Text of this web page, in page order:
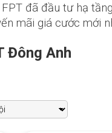
đã đầu tư hạ
mãi giá cước mới
Đông Anh